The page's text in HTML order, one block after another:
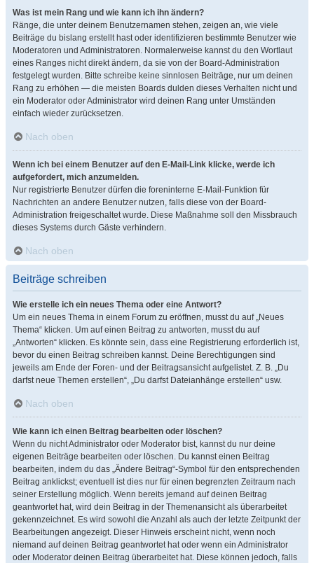
Was ist mein Rang und wie kann ich ihn ändern?
Ränge, die unter deinem Benutzernamen stehen, zeigen an, wie viele
Beiträge du bislang erstellt hast oder identifizieren bestimmte Benutzer wie
Moderatoren und Administratoren. Normalerweise kannst du den Wortlaut
eines Ranges nicht direkt ändern, da sie von der Board-Administration
festgelegt wurden. Bitte schreibe keine sinnlosen Beiträge, nur um deinen
Rang zu erhöhen — die meisten Boards dulden dieses Verhalten nicht und
ein Moderator oder Administrator wird deinen Rang unter Umständen
einfach wieder zurücksetzen.
Nach oben
Wenn ich bei einem Benutzer auf den E-Mail-Link klicke, werde ich
aufgefordert, mich anzumelden.
Nur registrierte Benutzer dürfen die foreninterne E-Mail-Funktion für
Nachrichten an andere Benutzer nutzen, falls diese von der Board-
Administration freigeschaltet wurde. Diese Maßnahme soll den Missbrauch
dieses Systems durch Gäste verhindern.
Nach oben
Beiträge schreiben
Wie erstelle ich ein neues Thema oder eine Antwort?
Um ein neues Thema in einem Forum zu eröffnen, musst du auf „Neues
Thema“ klicken. Um auf einen Beitrag zu antworten, musst du auf
„Antworten“ klicken. Es könnte sein, dass eine Registrierung erforderlich ist,
bevor du einen Beitrag schreiben kannst. Deine Berechtigungen sind
jeweils am Ende der Foren- und der Beitragsansicht aufgelistet. Z. B. „Du
darfst neue Themen erstellen“, „Du darfst Dateianhänge erstellen“ usw.
Nach oben
Wie kann ich einen Beitrag bearbeiten oder löschen?
Wenn du nicht Administrator oder Moderator bist, kannst du nur deine
eigenen Beiträge bearbeiten oder löschen. Du kannst einen Beitrag
bearbeiten, indem du das „Ändere Beitrag“-Symbol für den entsprechenden
Beitrag anklickst; eventuell ist dies nur für einen begrenzten Zeitraum nach
seiner Erstellung möglich. Wenn bereits jemand auf deinen Beitrag
geantwortet hat, wird dein Beitrag in der Themenansicht als überarbeitet
gekennzeichnet. Es wird sowohl die Anzahl als auch der letzte Zeitpunkt der
Bearbeitungen angezeigt. Dieser Hinweis erscheint nicht, wenn noch
niemand auf deinen Beitrag geantwortet hat oder wenn ein Administrator
oder Moderator deinen Beitrag überarbeitet hat. Diese können jedoch, falls